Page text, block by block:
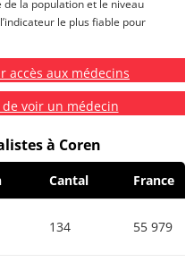
la population et le niveau
le plus fiable pour
accès aux médecins
voir un médecin
à Coren
Cantal France
134 55 979